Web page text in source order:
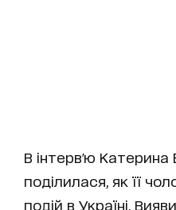
В інтерв'ю
поділилася, як її
подій в Україні.